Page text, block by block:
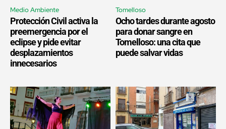
Medio Ambiente
Protección Civil activa la
preemergencia por el
eclipse y pide evitar
desplazamientos
innecesarios
Tomelloso
Ocho tardes durante agosto
para donar sangre en
Tomelloso: una cita que
puede salvar vidas